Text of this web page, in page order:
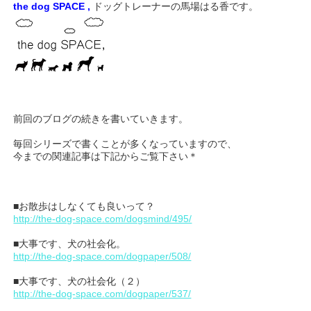
the dog SPACE , ドッグトレーナーの馬場はる香です。
前回のブログの続きを書いていきます。
毎回シリーズで書くことが多くなっていますので、
今までの関連記事は下記からご覧下さい＊
■お散歩はしなくても良いって？
http://the-dog-space.com/dogsmind/495/
■大事です、犬の社会化。
http://the-dog-space.com/dogpaper/508/
■大事です、犬の社会化（２）
http://the-dog-space.com/dogpaper/537/